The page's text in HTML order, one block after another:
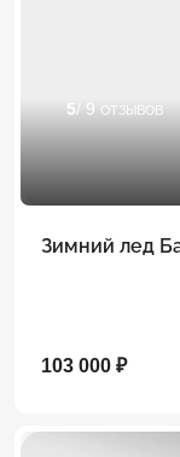
5/ 9 отзывов
Зимний лед
103 000 ₽